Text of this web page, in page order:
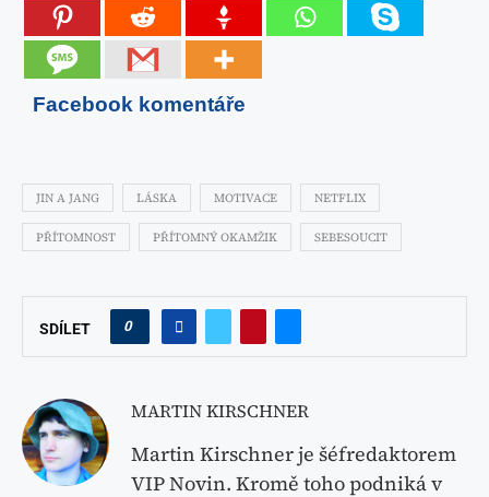
Facebook komentáře
JIN A JANG LÁSKA MOTIVACE NETFLIX
PŘÍTOMNOST PŘÍTOMNÝ OKAMŽIK SEBESOUCIT
SDÍLET 0
MARTIN KIRSCHNER
Martin Kirschner je šéfredaktorem
VIP Novin. Kromě toho podniká v